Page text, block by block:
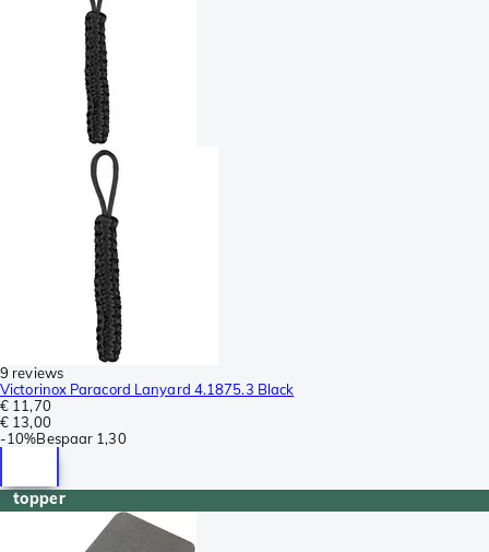
9 reviews
Victorinox Paracord Lanyard 4.1875.3 Black
€ 11,70
€ 13,00
-10%Bespaar 1,30
topper